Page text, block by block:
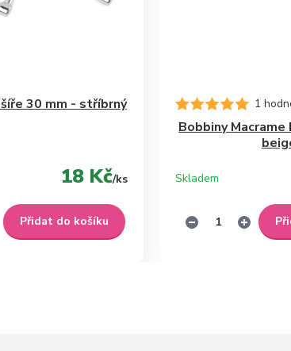
30 mm - stříbrný
18 Kč/ks
Přidat do košíku
1
Bobbiny
Skladem